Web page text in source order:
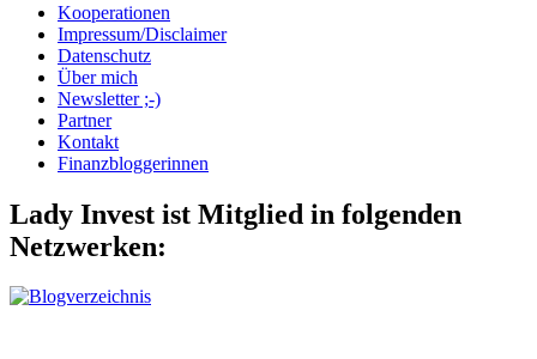
Kooperationen
Impressum/Disclaimer
Datenschutz
Über mich
Newsletter ;-)
Partner
Kontakt
Finanzbloggerinnen
Lady Invest ist Mitglied in folgenden
Netzwerken: